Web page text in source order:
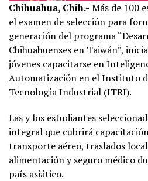
Chihuahua, Chih.- Más de 100
el examen de selección para
generación del programa
Chihuahuenses en Taiwán”,
jóvenes capacitarse en
Automatización en el Instituto
Tecnología Industrial (ITRI).
Las y los estudiantes
integral que cubrirá
transporte aéreo, traslados
alimentación y seguro médico
país asiático.